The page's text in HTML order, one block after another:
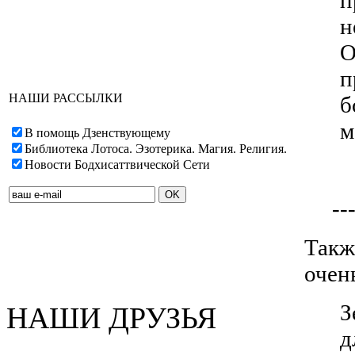
НАШИ РАССЫЛКИ
В помощь Дзенствующему
Библиотека Лотоса. Эзотерика. Магия. Религия.
Новости Бодхисаттвической Сети
НАШИ ДРУЗЬЯ